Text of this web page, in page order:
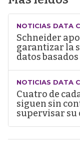
NOTICIAS DATA
Schneider
garantizar la
datos
NOTICIAS DATA
Cuatro de
siguen sin
supervisar su